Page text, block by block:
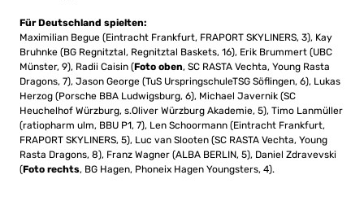
Für Deutschland spielten:
Maximilian Begue (Eintracht Frankfurt, FRAPORT SKYLINERS, 3), Kay
Bruhnke (BG Regnitztal, Regnitztal Baskets, 16), Erik Brummert (UBC
Münster, 9), Radii Caisin (Foto oben, SC RASTA Vechta, Young Rasta
Dragons, 7), Jason George (TuS UrspringschuleTSG Söflingen, 6), Lukas
Herzog (Porsche BBA Ludwigsburg, 6), Michael Javernik (SC
Heuchelhof Würzburg, s.Oliver Würzburg Akademie, 5), Timo Lanmüller
(ratiopharm ulm, BBU P1, 7), Len Schoormann (Eintracht Frankfurt,
FRAPORT SKYLINERS, 5), Luc van Slooten (SC RASTA Vechta, Young
Rasta Dragons, 8), Franz Wagner (ALBA BERLIN, 5), Daniel Zdravevski
(Foto rechts, BG Hagen, Phoneix Hagen Youngsters, 4).